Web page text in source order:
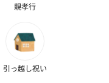
親孝行
引っ越し祝い